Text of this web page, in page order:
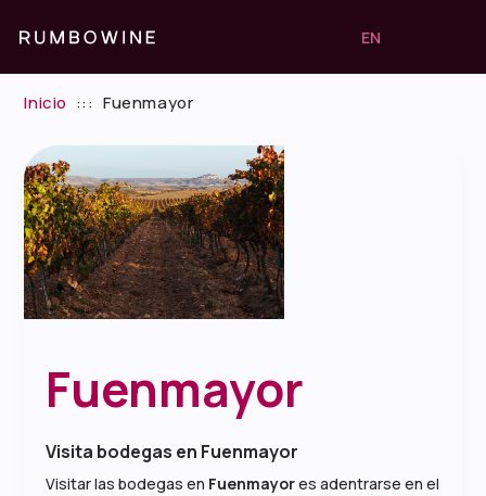
EN
Inicio ::: Fuenmayor
Fuenmayor
Visita bodegas en Fuenmayor
Visitar las bodegas en Fuenmayores adentrarse en el